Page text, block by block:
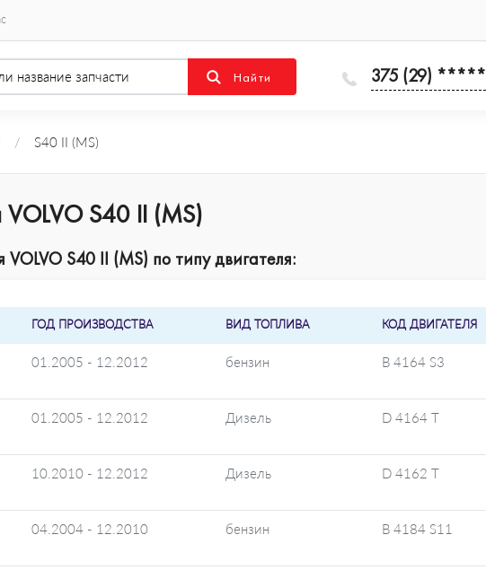
375 (29) *****
/ S40 II (MS)
S40 II (MS)
S40 II (MS) по типу двигателя:
ГОД ПРОИЗВОДСТВА ВИД ТОПЛИВА КОД ДВИГАТЕЛЯ
01.2005 - 12.2012 бензин B 4164 S3
01.2005 - 12.2012 Дизель D 4164 T
10.2010 - 12.2012 Дизель D 4162 T
04.2004 - 12.2010 бензин B 4184 S11